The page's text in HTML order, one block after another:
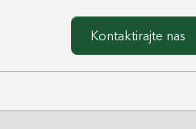
Kontaktirajte nas